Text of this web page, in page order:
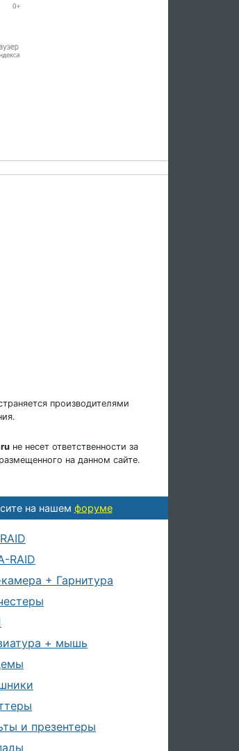
производителями
не несет ответственности за
на данном сайте.
на нашем форуме
RAID
+ Гарнитура
+ мышь
и презентеры